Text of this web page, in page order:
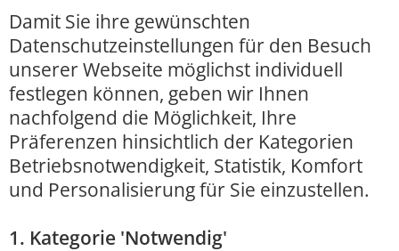
Damit Sie ihre gewünschten
Datenschutzeinstellungen für den Besuch
unserer Webseite möglichst individuell
festlegen können, geben wir Ihnen
nachfolgend die Möglichkeit, Ihre
Präferenzen hinsichtlich der Kategorien
Betriebsnotwendigkeit, Statistik, Komfort
und Personalisierung für Sie einzustellen.
1. Kategorie 'Notwendig'